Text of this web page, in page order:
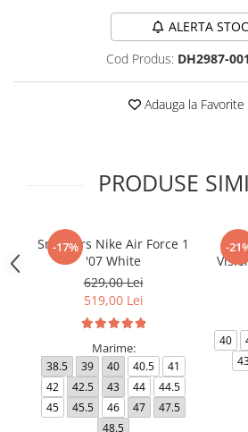
ALERTA STOC
Cod Produs: DH2987-
Adauga la Favorite
PRODUSE
-17%
Sneakers Nike Air Force 1
'07 White
629,00 Lei
519,00 Lei
Marime:
38.5 39 40 40.5
41
42
42.5 43 44
44.5
45
45.5 46 47
47.5
48.5
-
40